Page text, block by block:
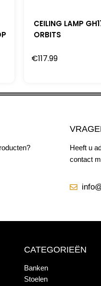
CEILING LAMP
ORBITS
€117.99
Heeft u
contact
CATEGORIEËN
Banken
Stoelen